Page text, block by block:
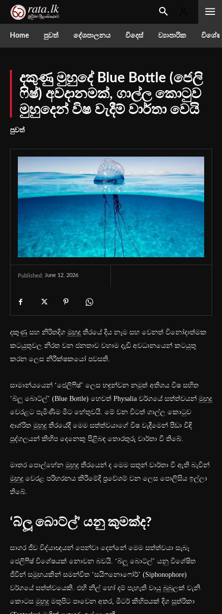
Home පුවත් දේශපාලනය විදෙස් ව්‍යාපාරික
දකුණු මුහුදේ Blue Bottle (ජෙලි
ෆිෂ්) අවදානමක්, ගාල්ල කොටුව
මුහුදෙන් විෂ වැදීම් වාර්තා වෙයි
පුවත්
Published: June 12, 2026
දකුණු සහ නිරිතදිග මුහුදු තීරයේ දිය නෑම සහ වෙනත් විනෝදාත්මක
කටයුතුවල නිරත වන ජනතාව වහාම දැඩි අවධානයෙන් කටයුතු
කරන ලෙස නිරීක්ෂකයෝ පවසති.
සාමාන්යයෙන් ‘ජෙලිෆිෂ්’ ලෙස හඳුන්වන නමුත් අතිශය විෂ සහිත
‘බ්ලූ බොට්ල්’ (Blue Bottle) හෙවත් Physalia වර්ගයේ සත්ත්වයන් මුහුදු
වෙරළට පැමිණීම මීට හේතුවයි. මේ වන විටත් ගාල්ල කොටුව
ආශ්රිත මුහුදු තීරයේදී මෙම සත්ත්වයාගේ විෂ වැදීමෙන් පීඩා විඳි
පුද්ගලයන් කිහිප දෙනෙකු පිළිබඳ තොරතුරු වාර්තා වී තිබේ.
මාතර පොල්හේන මුහුදු තීරයෙන් ද මෙම සතුන් වාර්තා වී ඇති බැවින්
මුහුදු වෙරළ පරිහරනය කිරීමේදි ප්‍රවේශම් වන ලෙස පොලිසිය ඉල්ලා
තිබේ.
‘බ්ලූ බොට්ල්’ යනු කුමක්ද?
සාගර ජීව විද්යාඥයන් පෙන්වා දෙන්නේ මෙම සත්ත්වයා සැබෑ
ජෙලිෆිෂ් විශේෂයක් නොවන බවයි. ‘බ්ලූ බොට්ල්’ යනු විශේෂිත
ජීවීන් සමූහයකින් සමන්විත ‘සයිෆනොෆෝර්’ (Siphonophore)
වර්ගයේ සත්ත්වයෙකි. එහි නිල් හෝ දම් පැහැති වායු බුබුලක් වැනි
කොටස මුහුදු මතුපිට පාවෙන අතර, මීටර් කිහිපයක් දිග සූත්රිකා